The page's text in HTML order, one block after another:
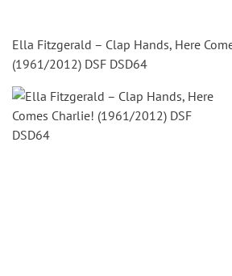
Ella Fitzgerald – Clap Hands, Here
(1961/2012) DSF DSD64